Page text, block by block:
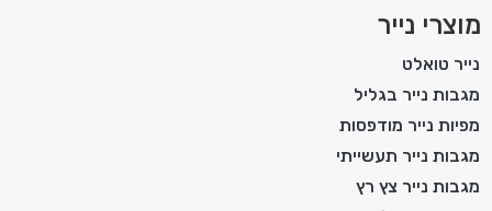
מוצרי נייר
נייר טואלט
מגבות נייר בגליל
מפיות נייר מודפסות
מגבות נייר תעשייתי
מגבות נייר צץ רץ